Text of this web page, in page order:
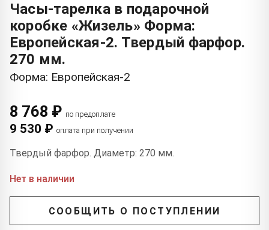
Часы-тарелка в подарочной
коробке «Жизель» Форма:
Европейская-2. Твердый фарфор.
270 мм.
Форма: Европейская-2
8 768 ₽ по предоплате
9 530 ₽ оплата при получении
Твердый фарфор. Диаметр: 270 мм.
Нет в наличии
СООБЩИТЬ О ПОСТУПЛЕНИИ